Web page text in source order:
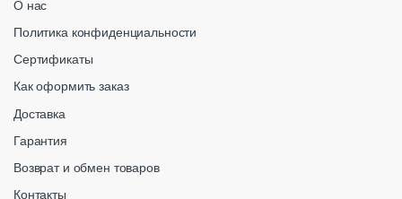
О нас
Политика конфиденциальности
Сертификаты
Как оформить заказ
Доставка
Гарантия
Возврат и обмен товаров
Контакты